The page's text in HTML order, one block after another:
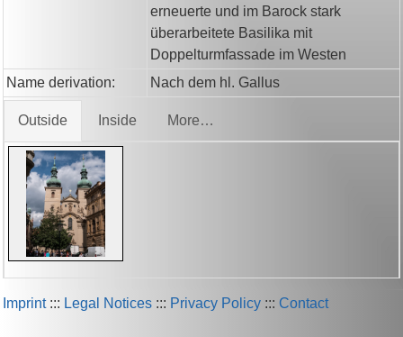
erneuerte und im Barock stark
überarbeitete Basilika mit
Doppelturmfassade im Westen
Name derivation:
Nach dem hl. Gallus
Outside Inside More…
Imprint::: Legal Notices ::: Privacy Policy ::: Contact